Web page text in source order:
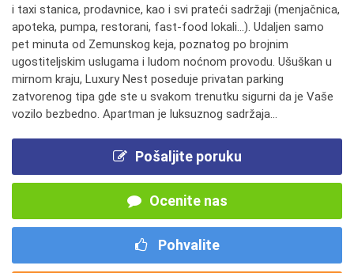
i taxi stanica, prodavnice, kao i svi prateći sadržaji (menjačnica,
apoteka, pumpa, restorani, fast-food lokali...). Udaljen samo
pet minuta od Zemunskog keja, poznatog po brojnim
ugostiteljskim uslugama i ludom noćnom provodu. Ušuškan u
mirnom kraju, Luxury Nest poseduje privatan parking
zatvorenog tipa gde ste u svakom trenutku sigurni da je Vaše
vozilo bezbedno. Apartman je luksuznog sadržaja...
Pošaljite poruku
Ocenite nas
Pohvalite